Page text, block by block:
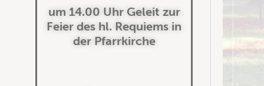
um 14.00 Uhr Geleit zur
Feier des hl. Requiems in
der Pfarrkirche